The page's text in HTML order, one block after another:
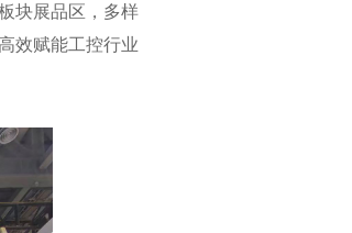
块展品区，多样
效赋能工控行业